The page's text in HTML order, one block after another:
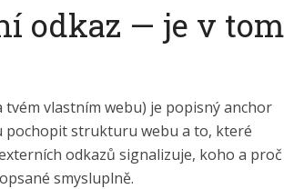
odkaz — je v tom
vlastním webu) je popisný anchor
pochopit strukturu webu a to, které
odkazů signalizuje, koho a proč
smysluplně.